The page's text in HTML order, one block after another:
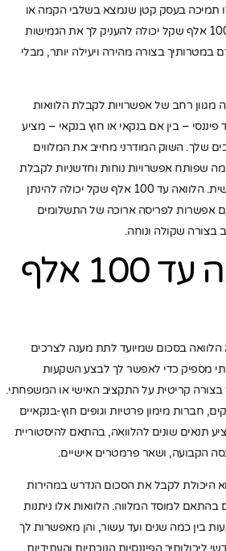
תמיכה בעסק קטן שנמצא בשלבי הקמה או
התרחבות. קבלת הלוואה עד 100 אלף שקל יכולה להעניק לך את הגמישות
במטרותיך בצורה מהירה ויעילה יותר, מבלי
מגוון רחב של אפשרויות לקבלת הלוואות
– בין אם בנקאי או חוץ בנקאי – מציע
שלך. השוק המודרני מחייב את המלווים
שפותח אפשרויות נוחות וחדשניות לקבלת
הלוואות בתנאים מותאמים אישית. הלוואה עד 100 אלף שקל יכולה להינתן
אפשרות לפריסה ארוכה של התשלומים
שקולה ונוחה.
מהי הלוואה עד 100 אלף
שקל היא הלוואה בסכום שמיועד לתת מענה לצרכים
מספיק כדי לאפשר לך לבצע השקעות
בצורה קריטית על התקציב האישי או המשפחתי.
חברות מימון פרטיות וגופים חוץ-בנקאיים
תנאים שונים להלוואה, בהתאם להיסטוריית
הקבועה, ושאר פרמטרים אישיים.
היכולת לקבל את הסכום הנדרש במהירות
למוסד המלווה. הלוואות אלו ניתנות
בין כמה שנים ועד עשור, והן מאפשרות לך